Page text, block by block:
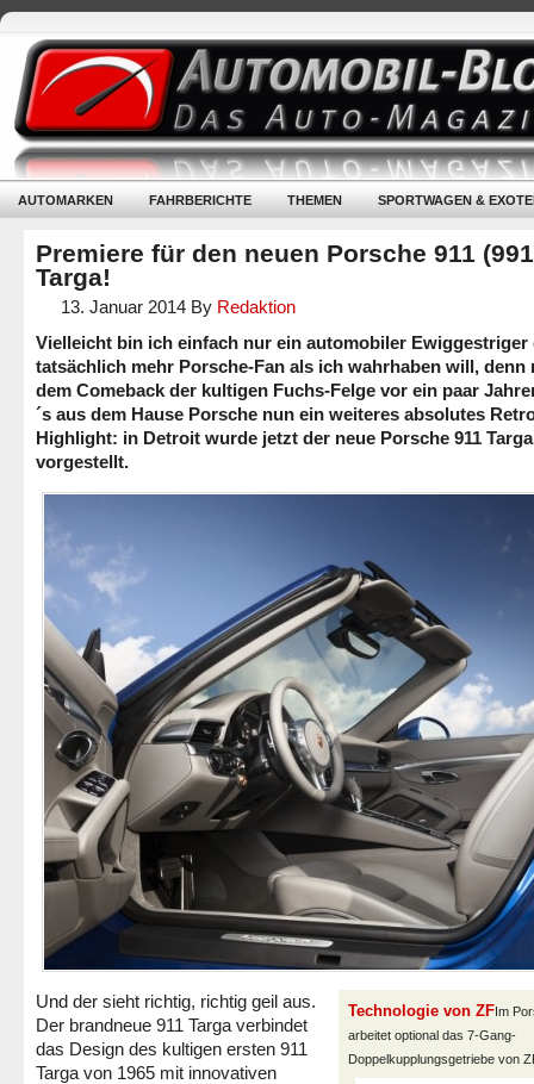
AUTOMARKEN FAHRBERICHTE THEMEN SPORTWAGEN &
Premiere für den neuen Porsche 911
Targa!
13. Januar 2014 By Redaktion
Vielleicht bin ich einfach nur ein automobiler Ewiggestriger
tatsächlich mehr Porsche-Fan als ich wahrhaben will, denn
dem Comeback der kultigen Fuchs-Felge vor ein paar
´s aus dem Hause Porsche nun ein weiteres absolutes
Highlight: in Detroit wurde jetzt der neue Porsche 911 Targa
vorgestellt.
Technologie von ZFIm
arbeitet optional das 7-Gang-
Doppelkupplungsgetriebe von
Und der sieht richtig, richtig geil aus.
Der brandneue 911 Targa verbindet
das Design des kultigen ersten 911
Targa von 1965 mit innovativen